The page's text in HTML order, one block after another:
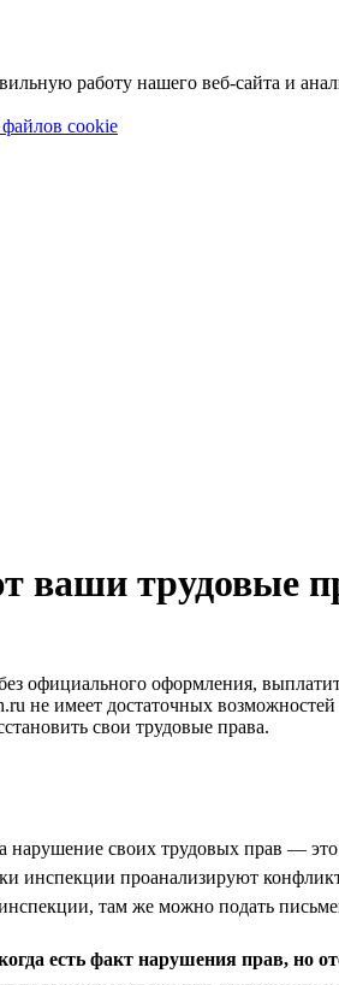
работу нашего веб-сайта и
cookie
ваши трудовые
официального оформления,
не имеет достаточных
свои трудовые права.
своих трудовых прав —
инспекции проанализируют
там же можно подать
есть факт нарушения прав, но